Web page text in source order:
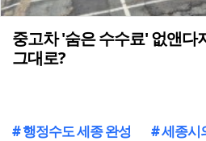
중고차 '숨은 수수료' 없앤
그대로?
# 행정수도 세종 완성 # 세종시